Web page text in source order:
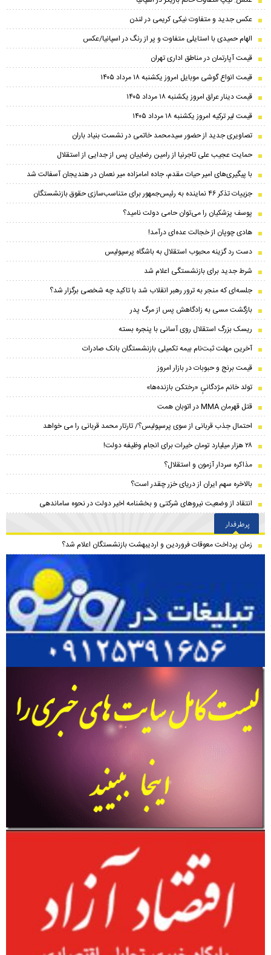
عکس جدید و متفاوت نیکی کریمی در لندن
الهام حمیدی با استایلی متفاوت و پر از رنگ در اسپانیا/عکس
قیمت آپارتمان در مناطق اداری تهران
قیمت انواع گوشی موبایل امروز یکشنبه ۱۸ مرداد ۱۴۰۵
قیمت دینار عراق امروز یکشنبه ۱۸ مرداد ۱۴۰۵
قیمت لیر ترکیه امروز یکشنبه ۱۸ مرداد ۱۴۰۵
تصاویری جدید از حضور سیدمحمد خاتمی در نشست بنیاد باران
حمایت عجیب علی تاجرنیا از رامین رضاییان پس از جدایی از استقلال
با پیگیری‌های امیر حیات مقدم، جاده امامزاده میر نعمان در هندیجان آسفالت شد
جزییات تذکر ۴۶ نماینده به رئیس‌جمهور برای متناسب‌سازی حقوق بازنشستگان
پوسف پزشکیان را می‌توان حامی دولت نامید؟
هادی چوپان از خجالت عده‌ای درآمد!
دست رد گزینه محبوب استقلال به باشگاه پرسپولیس
شرط جدید برای بازنشستگی اعلام شد
جلسه‌ای که منجر به ترور رهبر انقلاب شد با تاکید چه شخصی برگزار شد؟
بازگشت مسی به زادگاهش پس از مرگ پدر
ریسک بزرگ استقلال روی آسانی با پنجره بسته
آخرین مهلت ثبت‌نام بیمه تکمیلی بازنشستگان بانک صادرات
قیمت برنج و حبوبات در بازار امروز
تولد خانم مژدگانیِِ «رختکن بازنده‌ها»
قتل قهرمان MMA در اتوبان همت
احتمال جذب قربانی از سوی پرسپولیس؟/ تارتار محمد قربانی را می خواهد
۲۸ هزار میلیارد تومان خیرات برای انجام وظیفه دولت!
مذاکره سردار آزمون و استقلال؟
بالاخره سهم ایران از دریای خزر چقدر است؟
انتقاد از وضعیت نیروهای شرکتی و بخشنامه اخیر دولت در نحوه ساماندهی
پرطرفدار
زمان پرداخت معوقات فروردین و اردیبهشت بازنشستگان اعلام شد؟